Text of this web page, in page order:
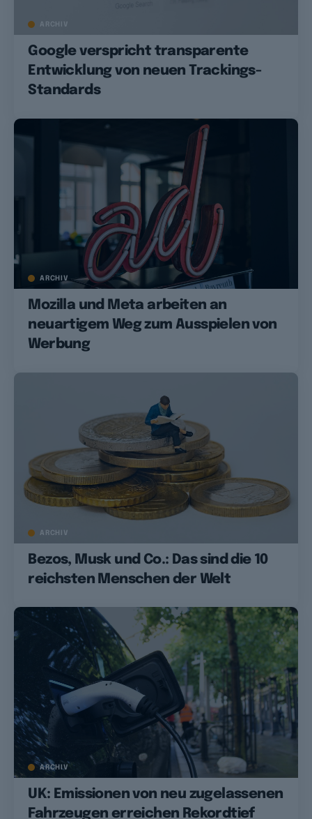
ARCHIV
Google verspricht transparente
Entwicklung von neuen Trackings-
Standards
ARCHIV
Mozilla und Meta arbeiten an
neuartigem Weg zum Ausspielen von
Werbung
ARCHIV
Bezos, Musk und Co.: Das sind die 10
reichsten Menschen der Welt
ARCHIV
UK: Emissionen von neu zugelassenen
Fahrzeugen erreichen Rekordtief